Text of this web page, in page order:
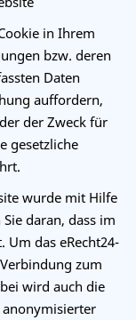
in Ihrem
bzw. deren
Daten
auffordern,
der Zweck für
gesetzliche
wurde mit Hilfe
daran, dass im
Um das eRecht24-
zum
wird auch die